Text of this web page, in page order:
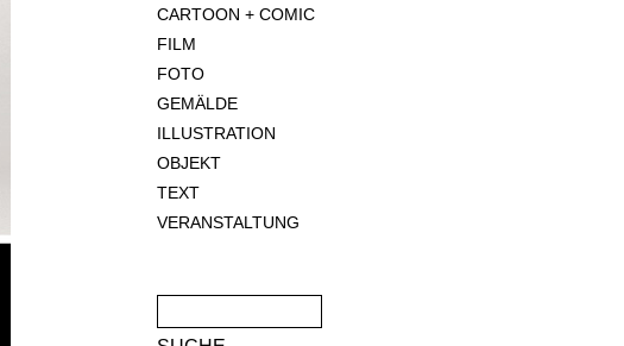
CARTOON + COMIC
FILM
FOTO
GEMÄLDE
ILLUSTRATION
OBJEKT
TEXT
VERANSTALTUNG
nach: